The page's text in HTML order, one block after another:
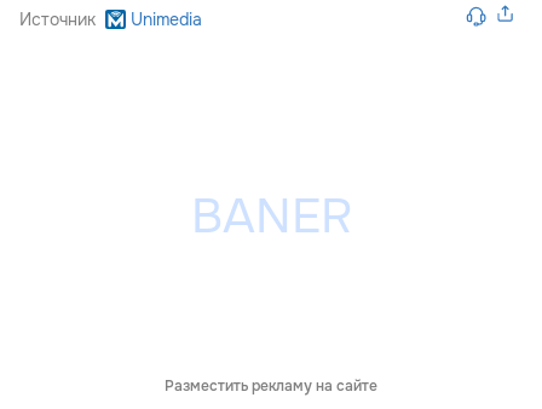
Источник Unimedia
Разместить рекламу на сайте